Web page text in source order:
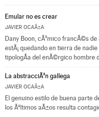
Emular no es crear
JAVIER OCAÃ±A
Dany Boon, cÃ³mico francÃ©s
estÃ¡ quedando en tierra de
tipologÃ­a del enÃ©rgico hombre
La abstracciÃ³n gallega
JAVIER OCAÃ±A
El genuino estilo de buena parte
los Ãºltimos aÃ±os resulta